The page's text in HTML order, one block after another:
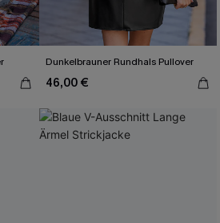
Dunkelbrauner Rundhals Pullover
46,00 €